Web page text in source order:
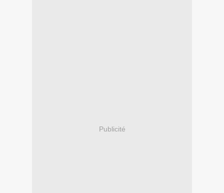
Publicité